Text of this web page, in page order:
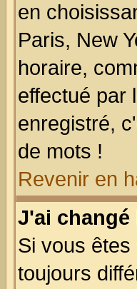
en
Paris, New
horaire,
effectué par
enregistré,
de mots !
Revenir en
J'ai
Si vous
toujours